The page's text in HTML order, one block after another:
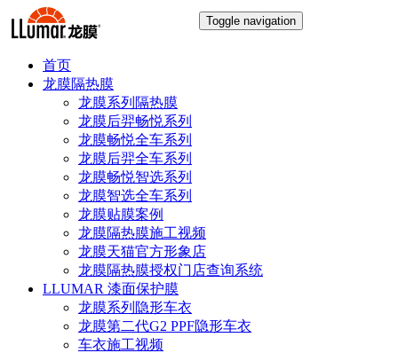
Toggle navigation
首页
龙膜隔热膜
龙膜系列隔热膜
龙膜后羿畅悦系列
龙膜畅悦全车系列
龙膜后羿全车系列
龙膜畅悦智选系列
龙膜智选全车系列
龙膜贴膜案例
龙膜隔热膜施工视频
龙膜天猫官方形象店
龙膜隔热膜授权门店查询系统
LLUMAR 漆面保护膜
龙膜系列隐形车衣
龙膜第二代G2 PPF隐形车衣
车衣施工视频